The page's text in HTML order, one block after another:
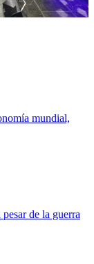
mundial,
de la guerra